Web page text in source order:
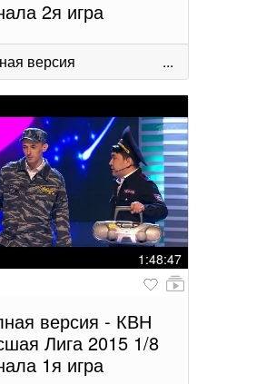
2я игра
версия ...
1:48:47
версия - КВН
Лига 2015 1/8
1я игра